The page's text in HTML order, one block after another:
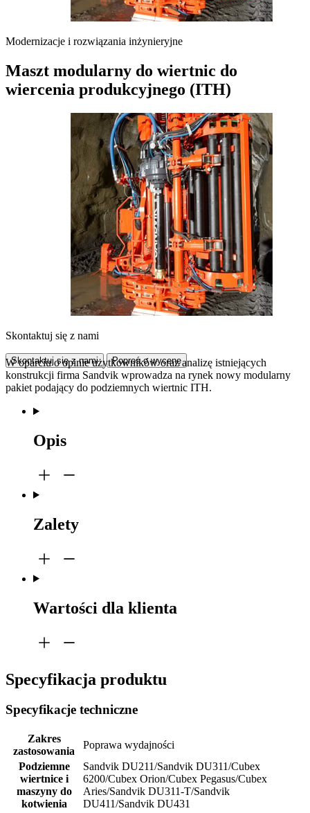
Modernizacje i rozwiązania inżynieryjne
Maszt modularny do wiertnic do
wiercenia produkcyjnego (ITH)
Skontaktuj się z nami
Skontaktuj się z nami Poproś o wycenę
W oparciu o opinie użytkowników oraz analizę istniejących
konstrukcji firma Sandvik wprowadza na rynek nowy modularny
pakiet podający do podziemnych wiertnic ITH.
Opis
Zalety
Wartości dla klienta
Specyfikacja produktu
Specyfikacje techniczne
Zakres
zastosowania
Poprawa wydajności
Podziemne
wiertnice i
maszyny do
kotwienia
Sandvik DU211/Sandvik DU311/Cubex
6200/Cubex Orion/Cubex Pegasus/Cubex
Aries/Sandvik DU311-T/Sandvik
DU411/Sandvik DU431